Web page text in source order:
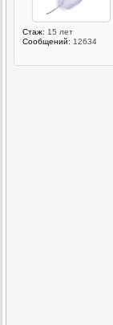
Стаж: 15 лет
Сообщений: 12634